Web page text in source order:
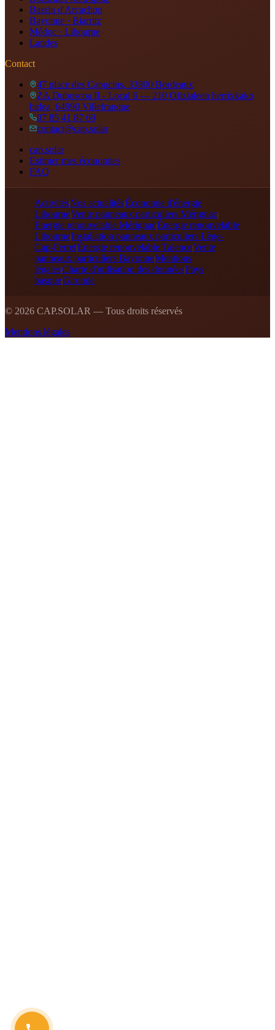
Bassin d'Arcachon
Bayonne · Biarritz
Médoc · Libourne
Landes
Contact
47 place des Capucins, 33800 Bordeaux
ZA Duboscoa II - Local 6 — 210 Ofizialeen herrixkako
bidea, 64990 Villefranque
07 85 41 87 69
contact@cap.solar
cap.solar
Estimer mes économies
FAQ
ActivitésNos actualitésÉconomie d'énergie
LibourneVente panneaux particuliers Mérignac
Énergie renouvelable MérignacÉnergie renouvelable
LibourneInstallation panneaux particuliers Lège-
Cap-Ferret|Énergie renouvelable TalenceVente
panneaux particuliers BayonneMentions
légalesCharte d'utilisation des donnéesPays
basqueGironde
© 2026 CAP.SOLAR — Tous droits réservés
Mentions légales